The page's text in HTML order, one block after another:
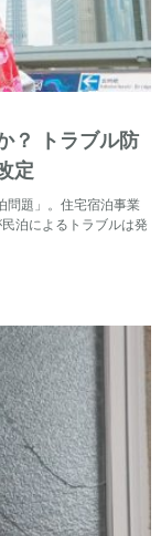
？ トラブル防
定
問題」。住宅宿泊事業
泊によるトラブルは発